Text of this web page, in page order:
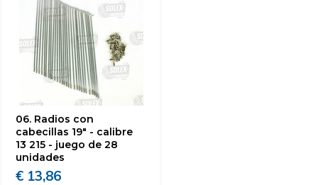
06. Radios con
cabecillas 19" - calibre
13 215 - juego de 28
unidades
€ 13,86